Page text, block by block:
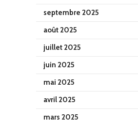
septembre 2025
août 2025
juillet 2025
juin 2025
mai 2025
avril 2025
mars 2025